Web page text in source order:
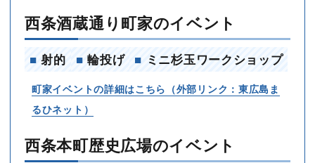
西条酒蔵通り町家のイベント
■ 射的 ■ 輪投げ ■ ミニ杉玉ワークショップ
町家イベントの詳細はこちら（外部リンク：東広島ま
るひネット）
西条本町歴史広場のイベント